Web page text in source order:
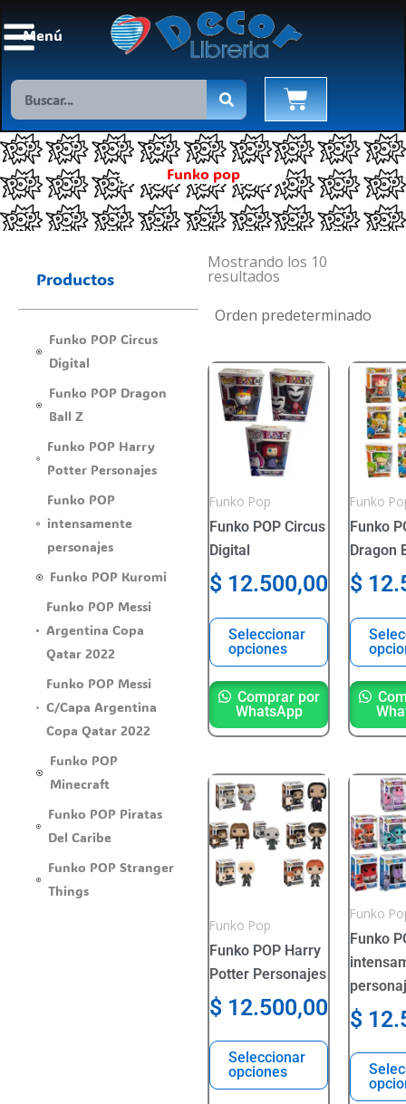
al
Menú
Search Cart
Funko pop
Productos
Funko POP Circus
Digital
Funko POP Dragon
Ball Z
Funko POP Harry
Potter Personajes
Funko POP
intensamente
personajes
Funko POP Kuromi
Funko POP Messi
Argentina Copa
Qatar 2022
Funko POP Messi
C/Capa Argentina
Copa Qatar 2022
Funko POP
Minecraft
Funko POP Piratas
Del Caribe
Funko POP Stranger
Things
Mostrando los 10
resultados
Funko Pop
Funko POP Circus
Digital
$ 12.500,00
Seleccionar
opciones
Este
producto
tiene
varias
variantes.
Las
opciones
se
pueden
elegir
página
del
producto
Comprar por
WhatsApp
Funko
Funko
Dragon
$
Este
tiene
varias
Las
se
pueden
elegir
página
del
Funko Pop
Funko POP Harry
Potter Personajes
$ 12.500,00
Seleccionar
opciones
Este
producto
tiene
varias
variantes.
opciones
se
pueden
elegir
en
la
página
del
Funko
Funko
$
tiene
varias
Las
elegir
en
página
del